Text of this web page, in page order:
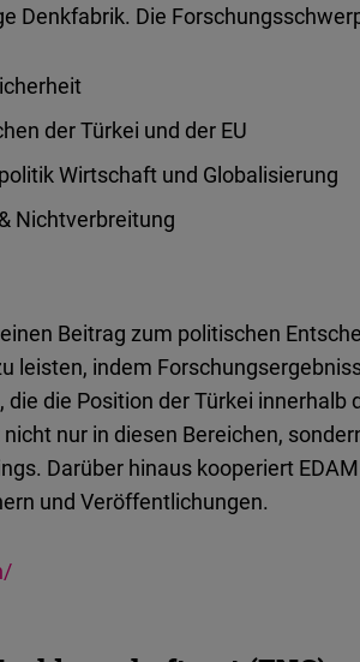
Denkfabrik. Die
der Türkei und der EU
Wirtschaft und Globalisierung
Nichtverbreitung
Beitrag zum politischen
leisten, indem
die Position der Türkei
nur in diesen Bereichen,
Darüber hinaus kooperiert
und Veröffentlichungen.